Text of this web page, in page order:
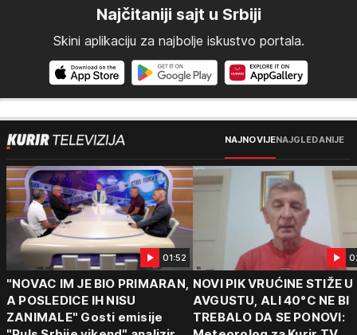
Najčitaniji sajt u Srbiji
Skini aplikaciju za najbolje iskustvo portala.
NAJNOVIJENAJGLEDANIJE
01:52
"NOVAC IM JE BIO PRIMARAN,
A POSLEDICE IH NISU
ZANIMALE" Gosti emisije
NOVI PIK VRUĆINE STIŽE U
AVGUSTU, ALI 40°C NE BI
TREBALO DA SE PONOVI: